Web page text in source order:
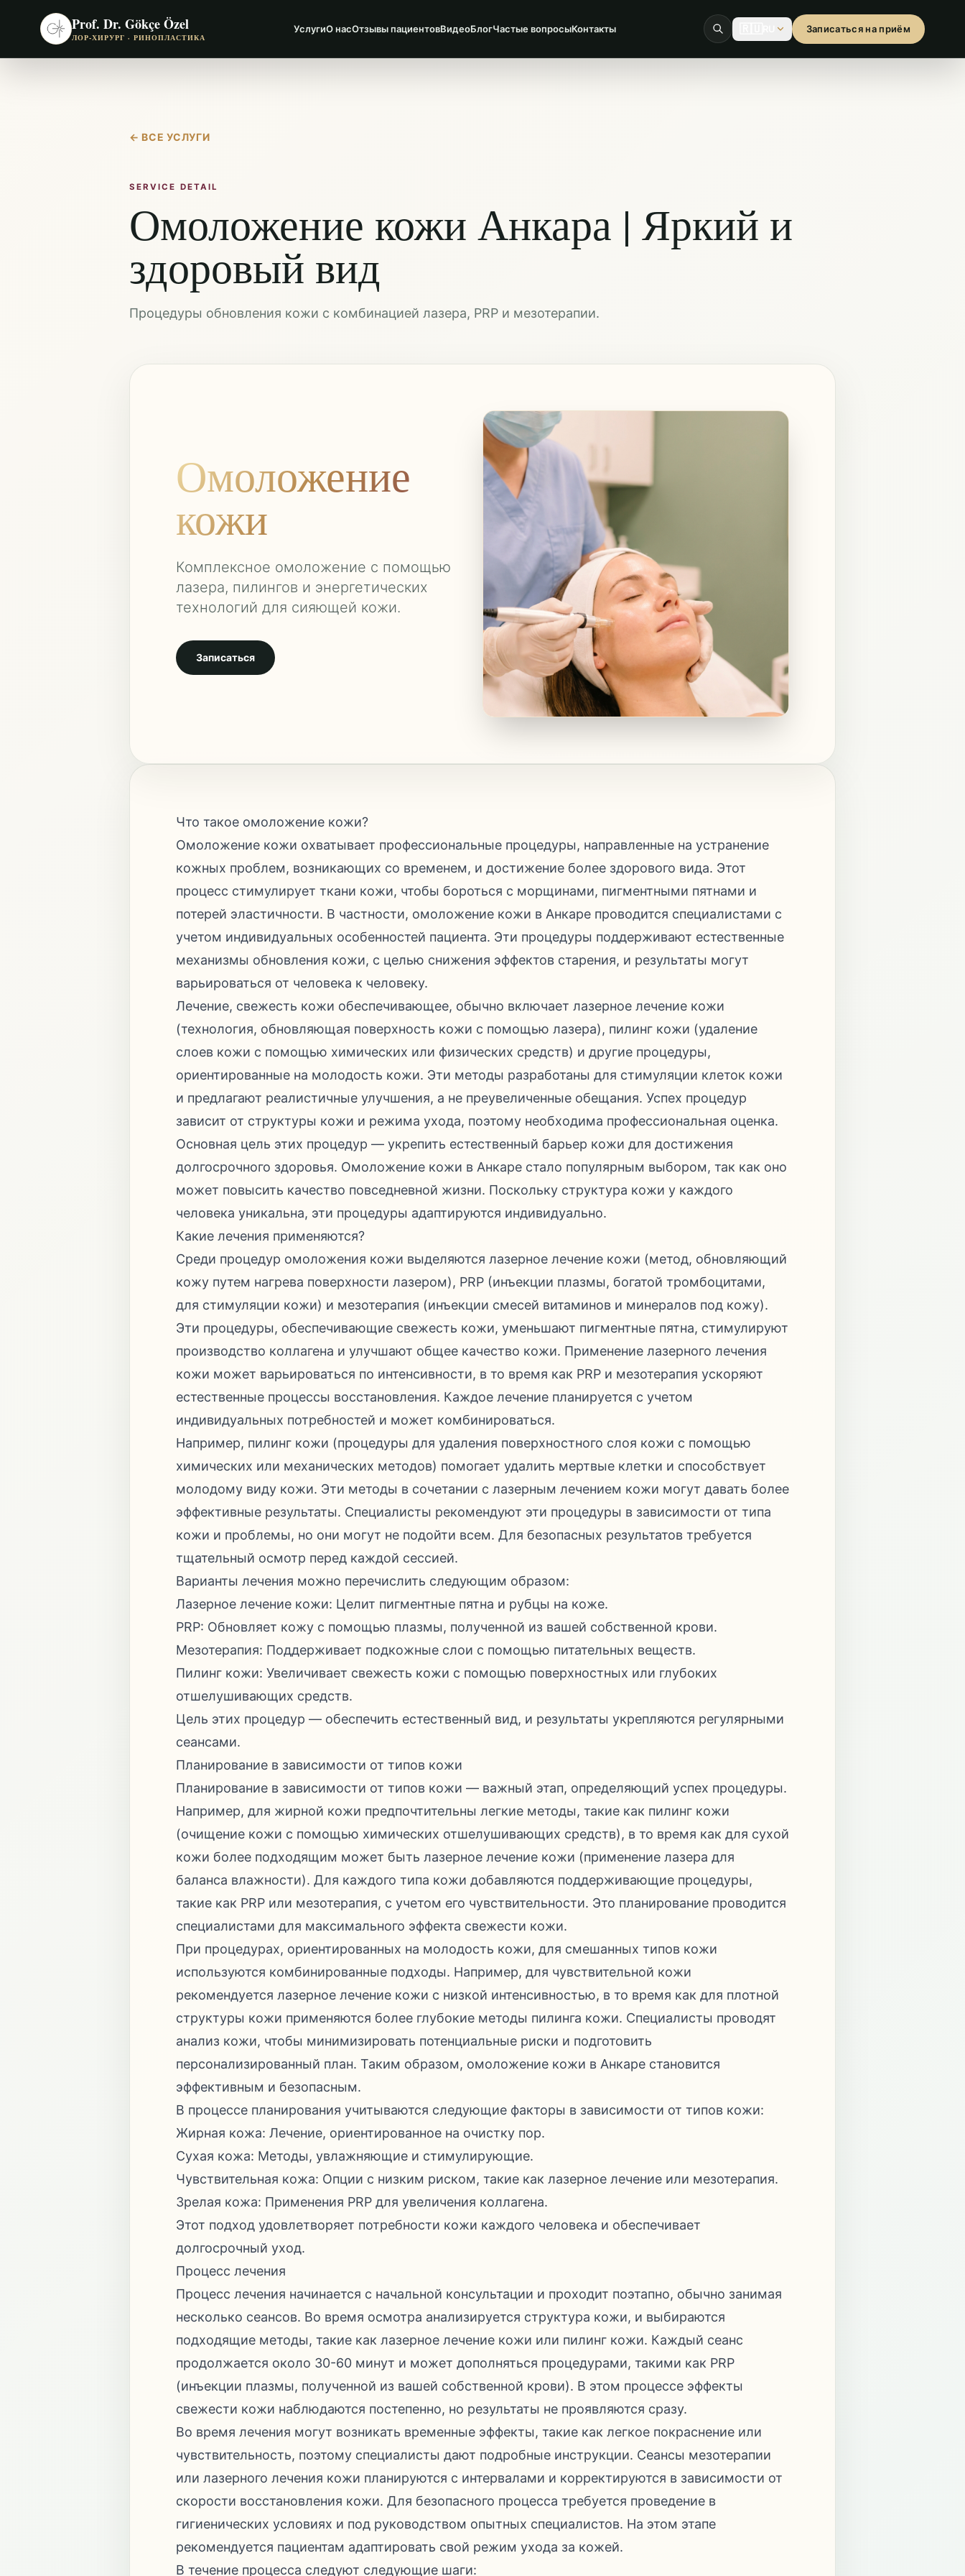
Prof. Dr. Gökçe Özel
ЛОР-ХИРУРГ · РИНОПЛАСТИКА
УслугиО насОтзывы пациентовВидеоБлогЧастые вопросыКонтакты Записаться на приём
← ВСЕ УСЛУГИ
SERVICE DETAIL
Омоложение кожи Анкара | Яркий и
здоровый вид
Процедуры обновления кожи с комбинацией лазера, PRP и мезотерапии.
Омоложение
кожи
Комплексное омоложение с помощью
лазера, пилингов и энергетических
технологий для сияющей кожи.
Записаться
Что такое омоложение кожи?
Омоложение кожи охватывает профессиональные процедуры, направленные на устранение
кожных проблем, возникающих со временем, и достижение более здорового вида. Этот
процесс стимулирует ткани кожи, чтобы бороться с морщинами, пигментными пятнами и
потерей эластичности. В частности, омоложение кожи в Анкаре проводится специалистами с
учетом индивидуальных особенностей пациента. Эти процедуры поддерживают естественные
механизмы обновления кожи, с целью снижения эффектов старения, и результаты могут
варьироваться от человека к человеку.
Лечение, свежесть кожи обеспечивающее, обычно включает лазерное лечение кожи
(технология, обновляющая поверхность кожи с помощью лазера), пилинг кожи (удаление
слоев кожи с помощью химических или физических средств) и другие процедуры,
ориентированные на молодость кожи. Эти методы разработаны для стимуляции клеток кожи
и предлагают реалистичные улучшения, а не преувеличенные обещания. Успех процедур
зависит от структуры кожи и режима ухода, поэтому необходима профессиональная оценка.
Основная цель этих процедур — укрепить естественный барьер кожи для достижения
долгосрочного здоровья. Омоложение кожи в Анкаре стало популярным выбором, так как оно
может повысить качество повседневной жизни. Поскольку структура кожи у каждого
человека уникальна, эти процедуры адаптируются индивидуально.
Какие лечения применяются?
Среди процедур омоложения кожи выделяются лазерное лечение кожи (метод, обновляющий
кожу путем нагрева поверхности лазером), PRP (инъекции плазмы, богатой тромбоцитами,
для стимуляции кожи) и мезотерапия (инъекции смесей витаминов и минералов под кожу).
Эти процедуры, обеспечивающие свежесть кожи, уменьшают пигментные пятна, стимулируют
производство коллагена и улучшают общее качество кожи. Применение лазерного лечения
кожи может варьироваться по интенсивности, в то время как PRP и мезотерапия ускоряют
естественные процессы восстановления. Каждое лечение планируется с учетом
индивидуальных потребностей и может комбинироваться.
Например, пилинг кожи (процедуры для удаления поверхностного слоя кожи с помощью
химических или механических методов) помогает удалить мертвые клетки и способствует
молодому виду кожи. Эти методы в сочетании с лазерным лечением кожи могут давать более
эффективные результаты. Специалисты рекомендуют эти процедуры в зависимости от типа
кожи и проблемы, но они могут не подойти всем. Для безопасных результатов требуется
тщательный осмотр перед каждой сессией.
Варианты лечения можно перечислить следующим образом:
Лазерное лечение кожи: Целит пигментные пятна и рубцы на коже.
PRP: Обновляет кожу с помощью плазмы, полученной из вашей собственной крови.
Мезотерапия: Поддерживает подкожные слои с помощью питательных веществ.
Пилинг кожи: Увеличивает свежесть кожи с помощью поверхностных или глубоких
отшелушивающих средств.
Цель этих процедур — обеспечить естественный вид, и результаты укрепляются регулярными
сеансами.
Планирование в зависимости от типов кожи
Планирование в зависимости от типов кожи — важный этап, определяющий успех процедуры.
Например, для жирной кожи предпочтительны легкие методы, такие как пилинг кожи
(очищение кожи с помощью химических отшелушивающих средств), в то время как для сухой
кожи более подходящим может быть лазерное лечение кожи (применение лазера для
баланса влажности). Для каждого типа кожи добавляются поддерживающие процедуры,
такие как PRP или мезотерапия, с учетом его чувствительности. Это планирование проводится
специалистами для максимального эффекта свежести кожи.
При процедурах, ориентированных на молодость кожи, для смешанных типов кожи
используются комбинированные подходы. Например, для чувствительной кожи
рекомендуется лазерное лечение кожи с низкой интенсивностью, в то время как для плотной
структуры кожи применяются более глубокие методы пилинга кожи. Специалисты проводят
анализ кожи, чтобы минимизировать потенциальные риски и подготовить
персонализированный план. Таким образом, омоложение кожи в Анкаре становится
эффективным и безопасным.
В процессе планирования учитываются следующие факторы в зависимости от типов кожи:
Жирная кожа: Лечение, ориентированное на очистку пор.
Сухая кожа: Методы, увлажняющие и стимулирующие.
Чувствительная кожа: Опции с низким риском, такие как лазерное лечение или мезотерапия.
Зрелая кожа: Применения PRP для увеличения коллагена.
Этот подход удовлетворяет потребности кожи каждого человека и обеспечивает
долгосрочный уход.
Процесс лечения
Процесс лечения начинается с начальной консультации и проходит поэтапно, обычно занимая
несколько сеансов. Во время осмотра анализируется структура кожи, и выбираются
подходящие методы, такие как лазерное лечение кожи или пилинг кожи. Каждый сеанс
продолжается около 30-60 минут и может дополняться процедурами, такими как PRP
(инъекции плазмы, полученной из вашей собственной крови). В этом процессе эффекты
свежести кожи наблюдаются постепенно, но результаты не проявляются сразу.
Во время лечения могут возникать временные эффекты, такие как легкое покраснение или
чувствительность, поэтому специалисты дают подробные инструкции. Сеансы мезотерапии
или лазерного лечения кожи планируются с интервалами и корректируются в зависимости от
скорости восстановления кожи. Для безопасного процесса требуется проведение в
гигиенических условиях и под руководством опытных специалистов. На этом этапе
рекомендуется пациентам адаптировать свой режим ухода за кожей.
В течение процесса следуют следующие шаги: